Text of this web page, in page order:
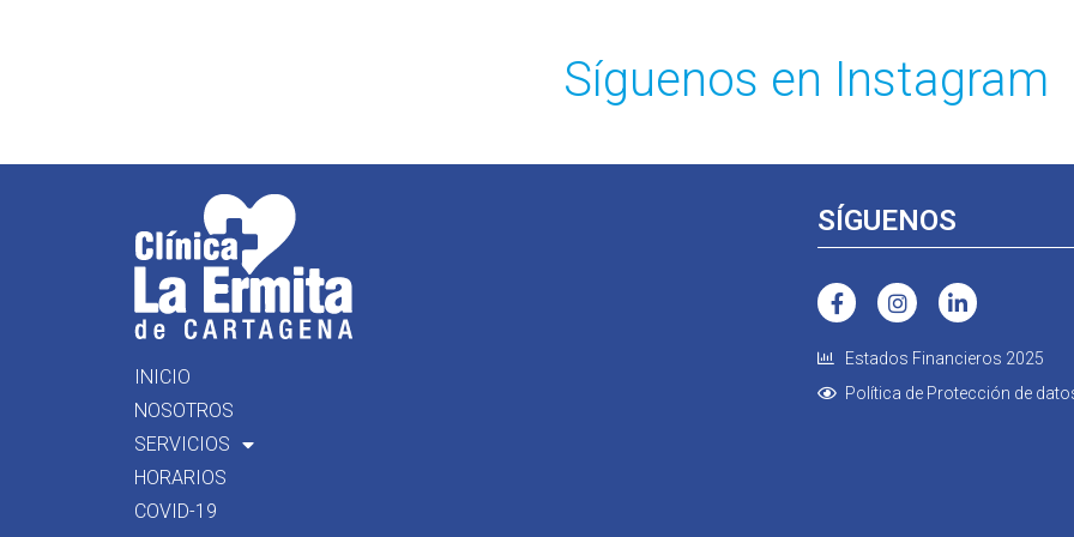
Síguenos en Instagram
INICIO
NOSOTROS
SERVICIOS
HORARIOS
COVID-19
SÍGUENOS
Estados Financieros 2025
Política de Protección de